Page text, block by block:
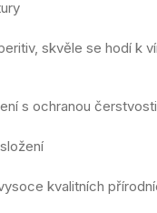
skvěle se hodí k
s ochranou čerstvosti
kvalitních